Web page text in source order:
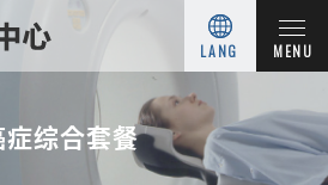
LANG MENU
症综合套餐